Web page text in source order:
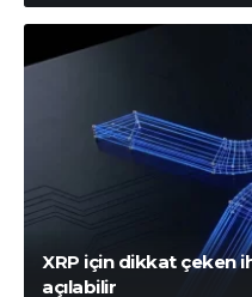
İlayda Peker
XRP için dikkat çeken
açılabilir